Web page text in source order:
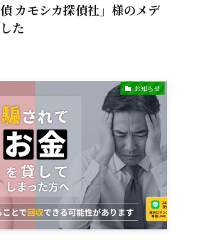
カモシカ探偵社」様のメデ
た
お知らせ